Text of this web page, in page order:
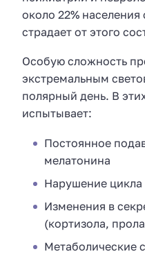
около 22%
страдает от этого
Особую сложность
экстремальным
полярный день. В
испытывает:
Постоянное
мелатонина
Нарушение цикла
Изменения в
(кортизола,
Метаболические